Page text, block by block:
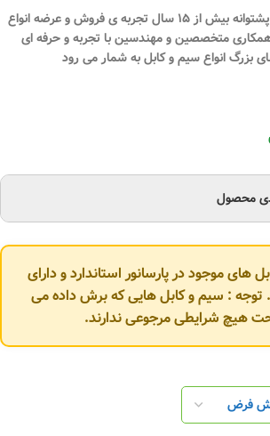
شرکت اسپادان به سیم به پشتوانه بیش از ۱۵ سال تجربه ی فروش و عرضه انواع
متخصصین و مهندسین با تجربه و حرفه ای
بزرگ انواع سیم و کابل به شمار می رود
محصول
موجود در پارسانور استاندارد و دارای
توجه : سیم و کابل هایی که برش داده می
هیچ شرایطی مرجوعی ندارند.